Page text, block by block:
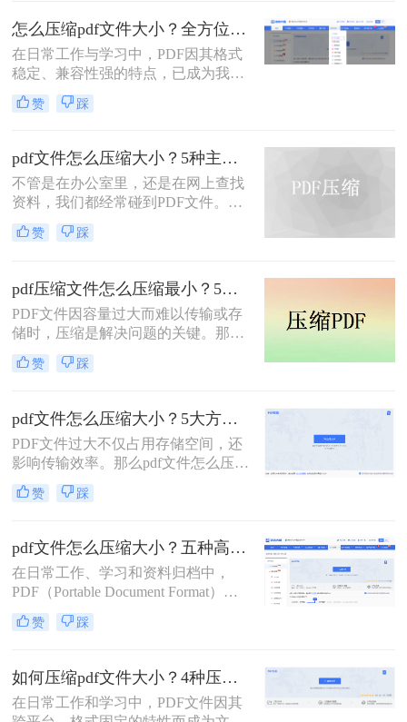
4种常用的PDF压缩方法，帮助您快速
减小文件大小。
怎么压缩pdf文件大小？全方位高效压缩方法终极指南！
在日常工作与学习中，PDF因其格式
稳定、兼容性强的特点，已成为我们
分享文档、报告和论文的首选格式。
然而，过大的PDF文件常常会带来诸
度、占用大量存储空间，甚至可能超
出某些平台的上传限制。因此，掌握
怎么压缩pdf文件大小的技能显得至关
重要。
赞 踩
pdf文件怎么压缩大小？5种主流压缩方法分享！
不管是在办公室里，还是在网上查找
资料，我们都经常碰到PDF文件。在
工作中，发送邮件需要PDF文件格
式，但太大的PDF文件也是一个棘手
被限制为5M，否则就发送不了。若能
pdf文件怎么压缩大小，那就可轻松上
传。在今天，我们将分享两种简单的
pdf文件压缩方式。
赞 踩
pdf压缩文件怎么压缩最小？5个常用方法全解析！
PDF文件因容量过大而难以传输或存
储时，压缩是解决问题的关键。那么
pdf压缩文件怎么压缩最小呢？本文将
介绍几种高效压缩PDF的方法，帮助
赞 踩
pdf文件怎么压缩大小？5大方法深度解析与实操指南！
PDF文件过大不仅占用存储空间，还
影响传输效率。那么pdf文件怎么压缩
大小呢？本文将系统介绍5种主流压
缩方法，助你精准平衡文件体积与质
赞 踩
pdf文件怎么压缩大小？五种高效方法全面解析与实战！
在日常工作、学习和资料归档中，
PDF（Portable Document Format）因
其跨平台、格式固定的特性而成为最
常用的文件格式之一。然而，随之而
不仅占用存储空间，更在邮件发送、
即时通讯传输和网页上传时带来诸多
不便。如何在不显著损失质量的前提
赞 踩
如何压缩pdf文件大小？4种压缩方法详解！
在日常工作和学习中，PDF文件因其